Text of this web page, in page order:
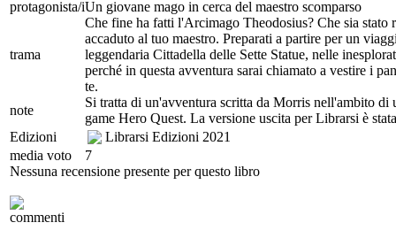
protagonista/iUn giovane mago in cerca del maestro scomparso
trama
Che fine ha fatti l'Arcimago Theodosius? Che sia
accaduto al tuo maestro. Preparati a partire per un
leggendaria Cittadella delle Sette Statue, nelle
perché in questa avventura sarai chiamato a vestire i
te.
note
Si tratta di un'avventura scritta da Morris nell'ambito
game Hero Quest. La versione uscita per Librarsi è
Edizioni
Librarsi Edizioni 2021
media voto
7
Nessuna recensione presente per questo libro
commenti